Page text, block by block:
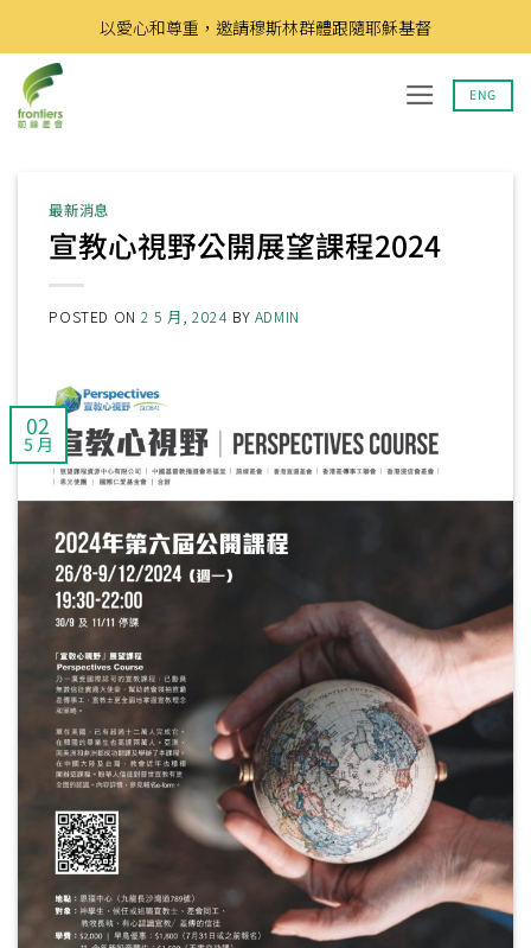
to
content
以愛心和尊重，邀請穆斯林群體跟隨耶穌基督
ENG
最新消息
宣教心視野公開展望課程2024
POSTED ON 2 5 月, 2024 BY ADMIN
02
5 月